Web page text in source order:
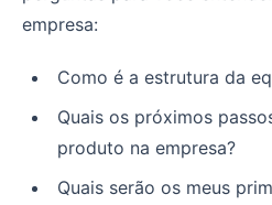
empresa:
Como é a estrutura da
Quais os próximos
produto na empresa?
Quais serão os meus